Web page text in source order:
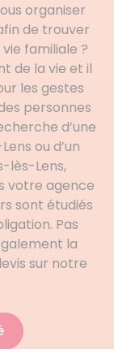
organiser
de trouver
familiale ?
de la vie et il
les gestes
personnes
d’une
ou d’un
lès-Lens,
votre agence
sont étudiés
Pas
la
sur notre